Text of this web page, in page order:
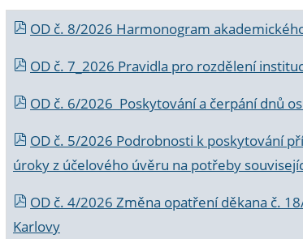
OD č. 8/2026 Harmonogram
OD č. 7_2026 Pravidla pro rozdělení
OD č. 6/2026 Poskytování a čerpání dnů
OD č. 5/2026 Podrobnosti k poskytování
úroky z účelového úvěru na potřeby
OD č. 4/2026 Změna opatření děkana č.
Karlovy